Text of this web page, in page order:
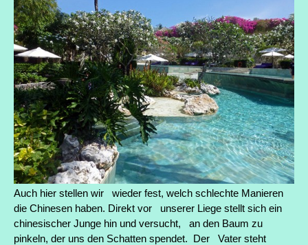
Auch hier stellen wir wieder fest, welch schlechte Manieren
die Chinesen haben. Direkt vor unserer Liege stellt sich ein
chinesischer Junge hin und versucht, an den Baum zu
pinkeln, der uns den Schatten spendet. Der Vater steht